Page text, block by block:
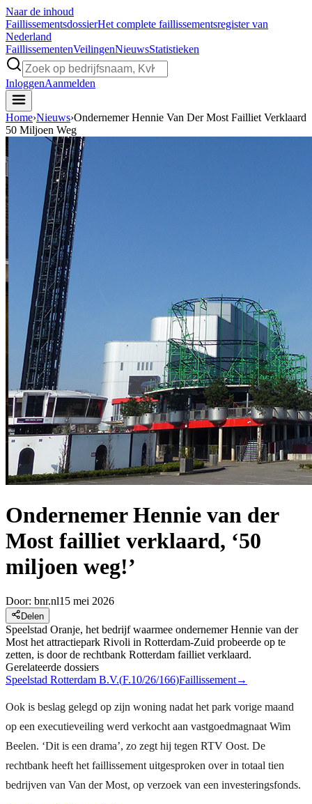
Naar de inhoud
FaillissementsdossierHet complete faillissementsregister van
Nederland
FaillissementenVeilingenNieuwsStatistieken
InloggenAanmelden
Home›Nieuws›Ondernemer Hennie Van Der Most Failliet Verklaard
50 Miljoen Weg
Ondernemer Hennie van der
Most failliet verklaard, ‘50
miljoen weg!’
Door: bnr.nl15 mei 2026
Delen
Speelstad Oranje, het bedrijf waarmee ondernemer Hennie van der
Most het attractiepark Rivoli in Rotterdam-Zuid probeerde op te
zetten, is door de rechtbank Rotterdam failliet verklaard.
Gerelateerde dossiers
Speelstad Rotterdam B.V.(F.10/26/166)Faillissement→
Ook is beslag gelegd op zijn woning nadat het park vorige maand
op een executieveiling werd verkocht aan vastgoedmagnaat Wim
Beelen. ‘Dit is een drama’, zo zegt hij tegen RTV Oost. De
rechtbank heeft het faillissement uitgesproken over in totaal tien
bedrijven van Van der Most, op verzoek van een investeringsfonds.